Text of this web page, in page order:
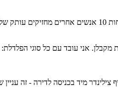
נתיבות גדלה מהר. שכונות חדשות מתמלאות במשפחות צעירות
אני עובד עם כל סוגי
מיד בכניסה לדירה - זה